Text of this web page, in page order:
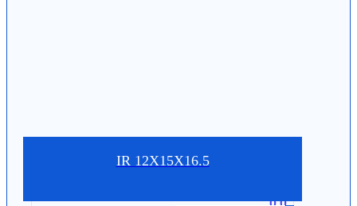
IR 12X15X16.5
0.0